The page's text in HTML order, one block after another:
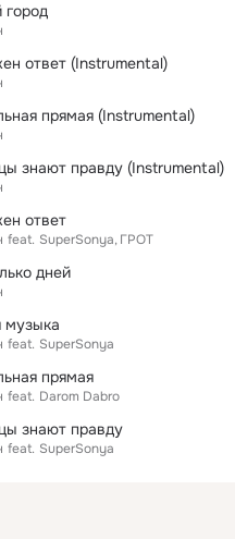
город
ответ (Instrumental)
прямая (Instrumental)
знают правду (Instrumental)
ответ
feat. SuperSonya ГРОТ
дней
музыка
feat. SuperSonya
прямая
feat. Darom Dabro
знают правду
feat. SuperSonya